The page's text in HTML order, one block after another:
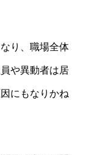
り、職場全体
や異動者は居
にもなりかね